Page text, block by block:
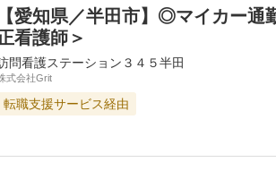
【愛知県／半田市】◎マイカー
看護師＞
問看護ステーション３４５半田
式会社Grit
転職支援サービス経由